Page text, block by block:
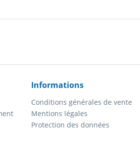
Informations
Conditions générales de vente
Mentions légales
Protection des données